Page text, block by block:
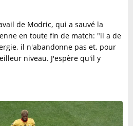
de Modric, qui a sauvé la
en toute fin de match: "il a de
il n'abandonne pas et, pour
niveau. J'espère qu'il y